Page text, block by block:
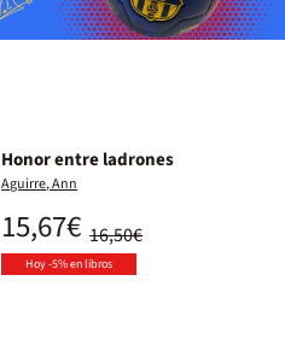
Honor entre ladrones
Aguirre, Ann
16,50€
15,67€
Hoy -5% en libros